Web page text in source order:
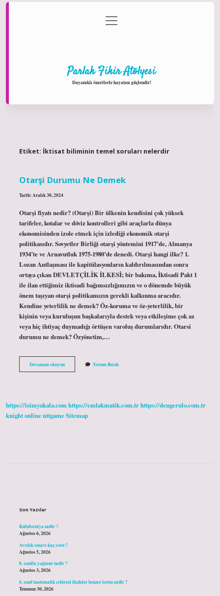
Gizlilik Politikası
menüyü
aç
Parlak Fikir Atölyesi
Dayanıklı önerilerle hayatını güçlendir!
Etiket: İktisat biliminin temel soruları nelerdir
Otarşi Durumu Ne Demek
Tarih: Aralık 30, 2024
Otarşi fiyatı nedir? (Otarşi) Bir ülkenin kendisini çok yüksek
tarifeler, kotalar ve döviz kontrolleri gibi araçlarla dünya
ekonomisinden izole etmek için izlediği ekonomik otarşi
politikasıdır. Sovyetler Birliği otarşi yöntemini 1917’de, Almanya
1934’te ve Arnavutluk 1975-1980’de denedi. Otarşi hangi ilke? 1.
Lozan Antlaşması ile kapitülasyonların kaldırılmasından sonra
ortaya çıkan DEVLETÇİLİK İLKESİ; bir bakıma, İktisadi Pakt 1
ile ilan ettiğimiz iktisadi bağımsızlığımızın ve o dönemde büyük
önem taşıyan otarşi politikamızın gerekli kalkınma aracıdır.
Kendine yeterlilik ne demek? Öz-koruma ve öz-yeterlilik, bir
kişinin veya kuruluşun başkalarıyla destek veya etkileşime çok az
veya hiç ihtiyaç duymadığı örtüşen varoluş durumlarıdır. Otarsi
durumu ne demek? Özyönetim,…
Devamını okuyunOtarşi
Durumu
Yorum Bırak
https://isimyakala.comhttps://emlakmatik.com.trhttps://dengerulo.com.tr
knight onlinenttgameSitemap
Son Yazılar
Kuluforniya nedir ?
Ağustos 6, 2026
Avcılık sınavı kaç soru ?
Ağustos 5, 2026
8. sınıfta yağmur nedir ?
Ağustos 3, 2026
6. sınıf matematik cebirsel ifadeler benzer terim nedir ?
Temmuz 30, 2026